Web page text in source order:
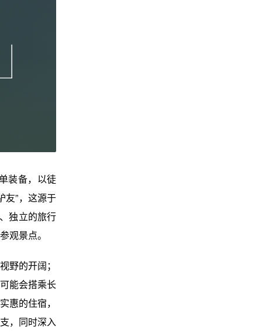
装备，以徒
友”，这源于
独立的旅行
观景点。
野的开阔；
能会搭乘长
惠的住宿，
，同时深入